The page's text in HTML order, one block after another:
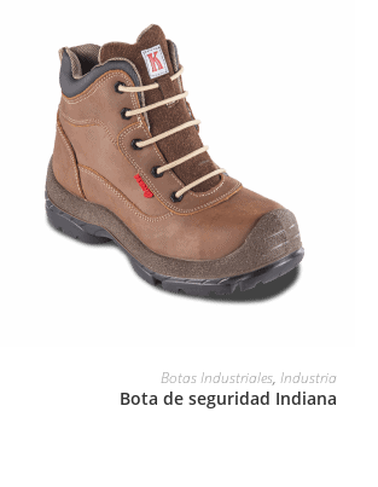
Botas Industriales,Industria
Bota de seguridad Indiana